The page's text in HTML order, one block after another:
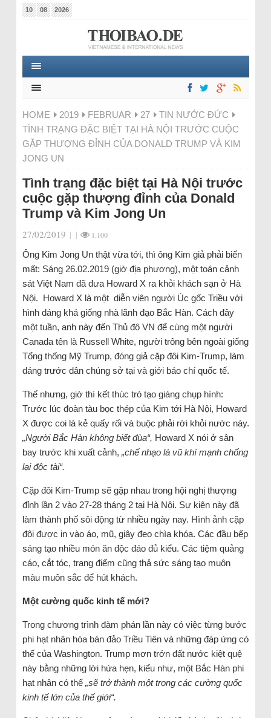
10 08 2026
HOME 2019 FEBRUAR 27
TIN NƯỚC ĐỨC
TÌNH TRẠNG ĐẶC BIỆT TẠI HÀ NỘI TRƯỚC CUỘC
GẶP THƯỢNG ĐỈNH CỦA DONALD TRUMP VÀ KIM
JONG UN
Tình trạng đặc biệt tại Hà Nội trước
cuộc gặp thượng đỉnh của Donald
Trump và Kim Jong Un
27/02/2019 | | 1.100
Ông Kim Jong Un thật vừa tới, thì ông Kim giả phải biến
mất: Sáng 26.02.2019 (giờ địa phương), một toán cảnh
sát Việt Nam đã đưa Howard X ra khỏi khách sạn ở Hà
Nội. Howard X là một diễn viên người Úc gốc Triều với
hình dáng khá giống nhà lãnh đạo Bắc Hàn. Cách đây
một tuần, anh này đến Thủ đô VN để cùng một người
Canada tên là Russell White, người trông bên ngoài giống
Tổng thống Mỹ Trump, đóng giả cặp đôi Kim-Trump, làm
dáng trước dân chúng sở tại và giới báo chí quốc tế.
Thế nhưng, giờ thì kết thúc trò tạo giáng chụp hình:
Trước lúc đoàn tàu bọc thép của Kim tới Hà Nội, Howard
X được coi là kẻ quấy rối và buộc phải rời khỏi nước này.
„Người Bắc Hàn không biết đùa“, Howard X nói ở sân
bay trước khi xuất cảnh, „chế nhạo là vũ khí mạnh chống
lại độc tài“.
Cặp đôi Kim-Trump sẽ gặp nhau trong hội nghị thượng
đỉnh lần 2 vào 27-28 tháng 2 tại Hà Nội. Sự kiện này đã
làm thành phố sôi động từ nhiều ngày nay. Hình ảnh cặp
đôi được in vào áo, mũ, giây đeo chìa khóa. Các đầu bếp
sáng tạo nhiều món ăn độc đáo đủ kiểu. Các tiệm quảng
cáo, cắt tóc, trang điểm cũng thả sức sáng tạo muôn
màu muôn sắc để hút khách.
Một cường quốc kinh tế mới?
Trong chương trình đàm phán lần này có việc từng bước
phi hạt nhân hóa bán đảo Triều Tiên và những đáp ứng có
thể của Washington. Trump mơn trớn đất nước kiệt quệ
này bằng những lời hứa hẹn, kiểu như, một Bắc Hàn phi
hạt nhân có thể „sẽ trở thành một trong các cường quốc
kinh tế lớn của thế giới“.